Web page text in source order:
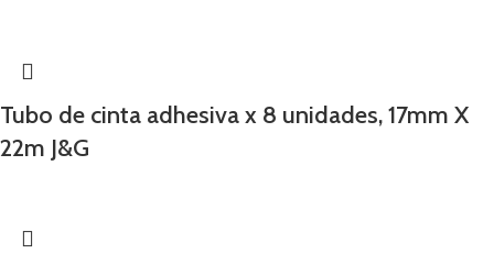
Tubo de cinta adhesiva x 8 unidades, 17mm X
22m J&G